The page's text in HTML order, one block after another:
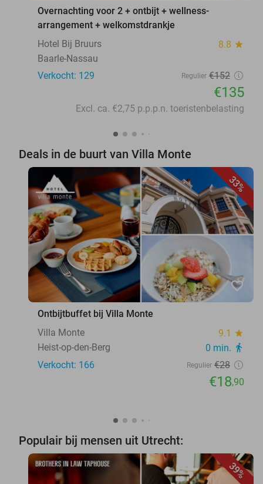
Overnachting voor 2 + ontbijt + wellness-
arrangement + welkomstdrankje
Hotel Bij Bruurs
8.8 star
Baarle-Nassau
Verkocht: 129
Regulier €152
€135
Excl. ca. €2,75 p.p.p.n. toeristenbelasting
Deals in de buurt van Villa Monte
33%
favorite_border
Ontbijtbuffet bij Villa Monte
Villa Monte
9.1 star
Heist-op-den-Berg 0 min. directions_walk
Verkocht: 166 Regulier €28
€18,90
Populair bij mensen uit Utrecht:
39%